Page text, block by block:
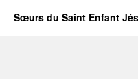
Sœurs du Saint Enfant